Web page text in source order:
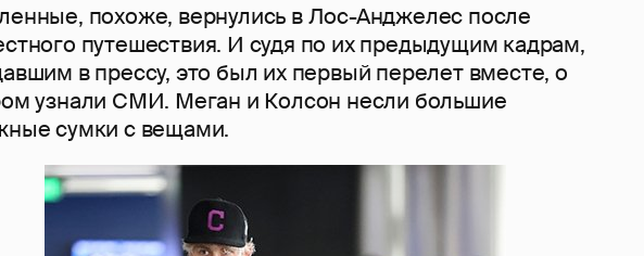
похоже, вернулись в Лос-Анджелес после
путешествия. И судя по их предыдущим кадрам,
в прессу, это был их первый перелет вместе, о
узнали СМИ. Меган и Колсон несли большие
сумки с вещами.